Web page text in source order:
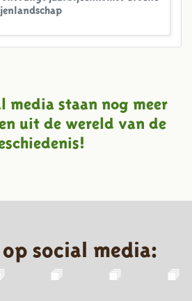
media staan nog meer
uit de wereld van de
social media: